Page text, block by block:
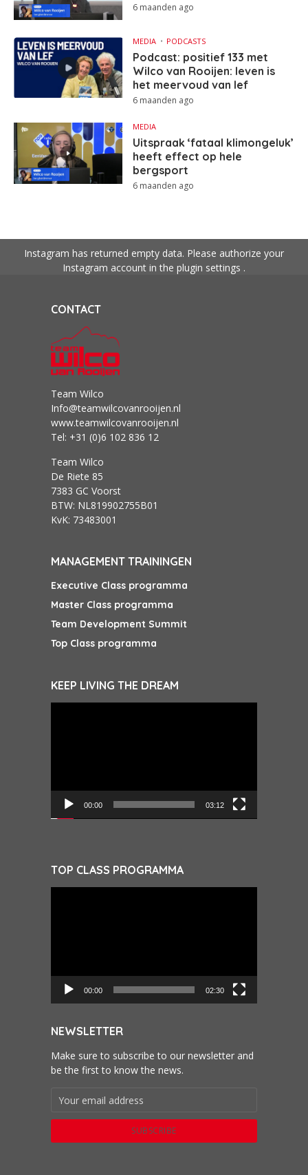
6 maanden ago
MEDIA PODCASTS
Podcast: positief 133 met
Wilco van Rooijen: leven is
het meervoud van lef
6 maanden ago
MEDIA
Uitspraak ‘fataal klimongeluk’
heeft effect op hele
bergsport
6 maanden ago
Instagram has returned empty data. Please authorize your
Instagram account in the plugin settings .
CONTACT
Team Wilco
Info@teamwilcovanrooijen.nl
www.teamwilcovanrooijen.nl
Tel: +31 (0)6 102 836 12
Team Wilco
De Riete 85
7383 GC Voorst
BTW: NL819902755B01
KvK: 73483001
MANAGEMENT TRAININGEN
Executive Class programma
Master Class programma
Team Development Summit
Top Class programma
KEEP LIVING THE DREAM
00:00 03:12
TOP CLASS PROGRAMMA
00:00 02:30
NEWSLETTER
Make sure to subscribe to our newsletter and
be the first to know the news.